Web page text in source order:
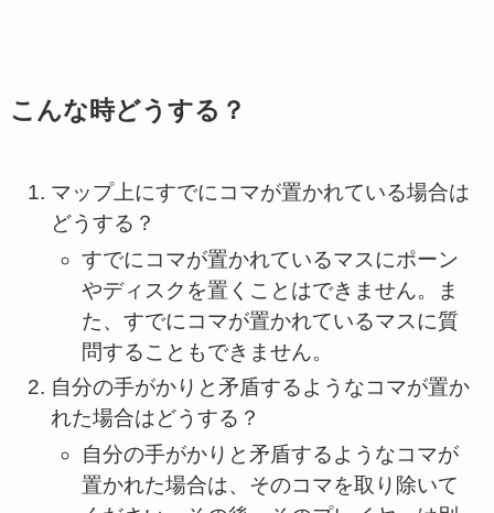
こんな時どうする？
マップ上にすでにコマが置かれている場合は
どうする？
すでにコマが置かれているマスにポーン
やディスクを置くことはできません。ま
た、すでにコマが置かれているマスに質
問することもできません。
自分の手がかりと矛盾するようなコマが置か
れた場合はどうする？
自分の手がかりと矛盾するようなコマが
置かれた場合は、そのコマを取り除いて